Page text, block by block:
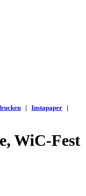
| Instapaper |
WiC-Fest